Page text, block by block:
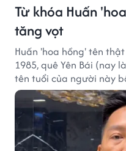
Từ khóa Huấn
tăng vọt
Huấn 'hoa hồng' tên
1985, quê Yên Bái (nay
tên tuổi của người này
vọt.